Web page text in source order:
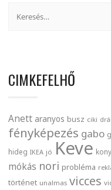
CIMKEFELHŐ
Anett aranyos busz ciki
fényképezés gabo
hideg IKEA jó Keve
mókás nori probléma
történet unalmas vicces